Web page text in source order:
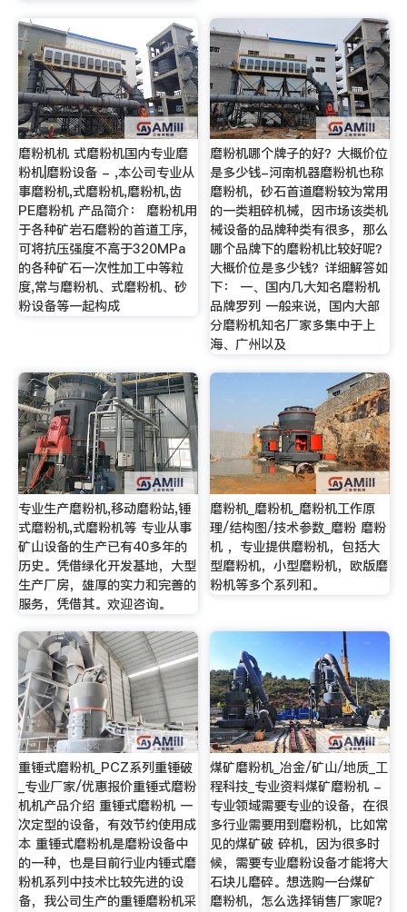
磨粉机机 式磨粉机国内专业磨
粉机|磨粉设备 - ,本公司专业从
事磨粉机,式磨粉机,磨粉机,齿
PE磨粉机 产品简介： 磨粉机用
于各种矿岩石磨粉的首道工序,
可将抗压强度不高于320MPa
的各种矿石一次性加工中等粒
度,常与磨粉机、式磨粉机、砂
粉设备等一起构成
磨粉机哪个牌子的好？大概价位
是多少钱-河南机器磨粉机也称
磨粉机，砂石首道磨粉较为常用
的一类粗碎机械，因市场该类机
械设备的品牌种类有很多，那么
哪个品牌下的磨粉机比较好呢？
大概价位是多少钱？详细解答如
下： 一、国内几大知名磨粉机
品牌罗列 一般来说，国内大部
分磨粉机知名厂家多集中于上
海、广州以及
专业生产磨粉机,移动磨粉站,锤
式磨粉机,式磨粉机等 专业从事
矿山设备的生产已有40多年的
历史。凭借绿化开发基地，大型
生产厂房，雄厚的实力和完善的
服务，凭借其。欢迎咨询。
磨粉机_磨粉机_磨粉机工作原
理/结构图/技术参数_磨粉 磨粉
机 ，专业提供磨粉机，包括大
型磨粉机，小型磨粉机，欧版磨
粉机等多个系列和。
重锤式磨粉机_PCZ系列重锤破
_专业厂家/优惠报价重锤式磨粉
机机产品介绍 重锤式磨粉机 一
次定型的设备，有效节约使用成
本 重锤式磨粉机是磨粉设备中
的一种，也是目前行业内锤式磨
粉机系列中技术比较先进的设
备，我公司生产的重锤磨粉机采
煤矿磨粉机_冶金/矿山/地质_工
程科技_专业资料煤矿磨粉机 -
专业领域需要专业的设备，在很
多行业需要用到磨粉机，比如常
见的煤矿破 碎机，因为很多时
候，需要专业磨粉设备才能将大
石块儿磨碎。想选购一台煤矿
磨粉机，怎么选择销售厂家呢？